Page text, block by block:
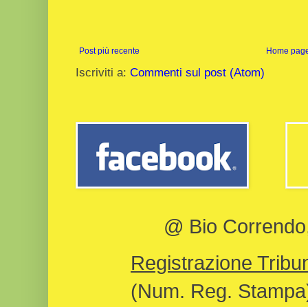
Post più recente Home
Iscriviti a: Commenti sul post (Atom)
@ Bio
Registrazione
(Num. Reg.